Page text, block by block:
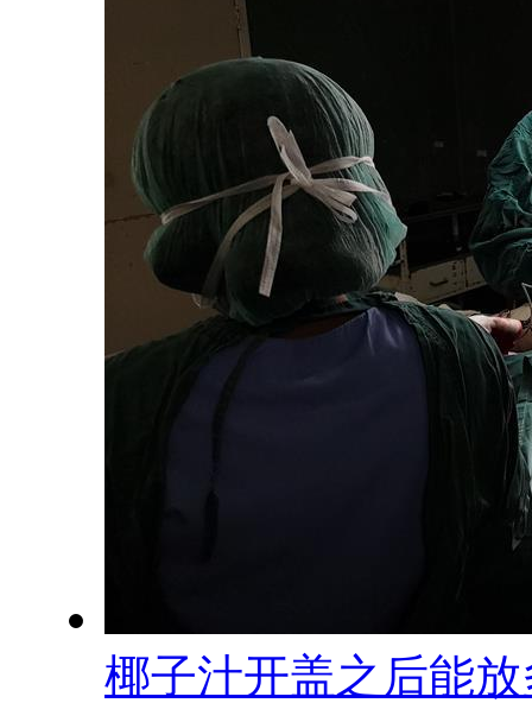
椰子汁开盖之后能